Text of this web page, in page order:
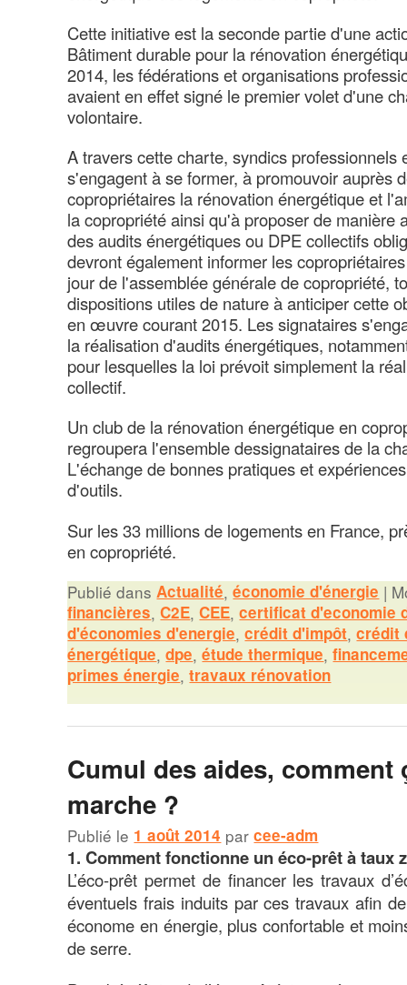
Cette initiative est la seconde partie d'une
Bâtiment durable pour la rénovation
2014, les fédérations et organisations
avaient en effet signé le premier volet d'une
volontaire.
A travers cette charte, syndics professionnels
s'engagent à se former, à promouvoir auprès
copropriétaires la rénovation énergétique et
la copropriété ainsi qu'à proposer de manière
des audits énergétiques ou DPE collectifs
devront également informer les
jour de l'assemblée générale de copropriété,
dispositions utiles de nature à anticiper cette
en œuvre courant 2015. Les signataires
la réalisation d'audits énergétiques,
pour lesquelles la loi prévoit simplement la
collectif.
Un club de la rénovation énergétique en
regroupera l'ensemble dessignataires de la
L'échange de bonnes pratiques et
d'outils.
Sur les 33 millions de logements en France,
en copropriété.
Publié dans Actualité,économie d'énergie |
financières,C2E,CEE,certificat d'economie
d'économies d'energie,crédit d'impôt,crédit
énergétique,dpe,étude thermique,
primes énergie,travaux rénovation
Cumul des aides, comment
marche ?
Publié le 1 août 2014 parcee-adm
1. Comment fonctionne un éco-prêt à taux
L’éco-prêt permet de financer les travaux
éventuels frais induits par ces travaux afin
économe en énergie, plus confortable et
de serre.